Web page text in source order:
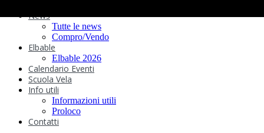
News
Tutte le news
Compro/Vendo
Elbable
Elbable 2026
Calendario Eventi
Scuola Vela
Info utili
Informazioni utili
Proloco
Contatti